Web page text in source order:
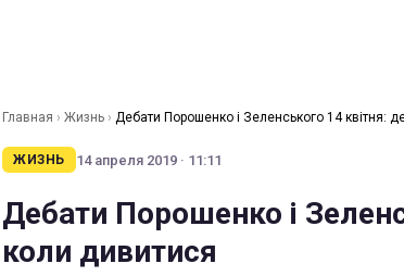
Главная › Жизнь › Дебати Порошенко і Зеленського 14 квітня:
ЖИЗНЬ 14 апреля 2019 · 11:11
Дебати Порошенко і
коли дивитися